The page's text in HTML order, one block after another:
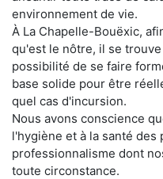
environnement de vie.
À La Chapelle-Bouëxic,
qu'est le nôtre, il se
possibilité de se faire
base solide pour être
quel cas d'incursion.
Nous avons conscience
l'hygiène et à la santé
professionnalisme dont
toute circonstance.